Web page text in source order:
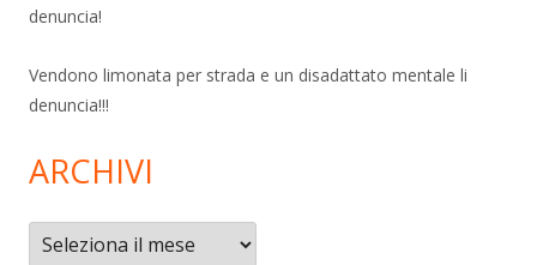
denuncia!
Vendono limonata per strada e un disadattato mentale li
denuncia!!!
ARCHIVI
Archivi